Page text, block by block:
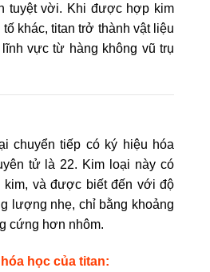
tuyệt vời. Khi được hợp kim
khác, titan trở thành vật liệu
vực từ hàng không vũ trụ
chuyển tiếp có ký hiệu hóa
tử là 22. Kim loại này có
kim, và được biết đến với độ
lượng nhẹ, chỉ bằng khoảng
cứng hơn nhôm.
học của titan: